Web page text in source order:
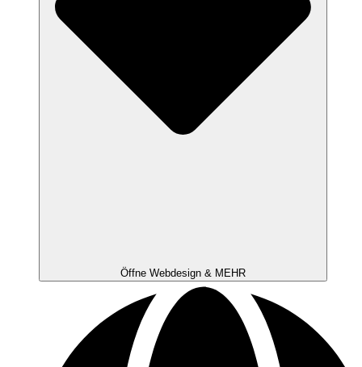
Öffne Webdesign & MEHR